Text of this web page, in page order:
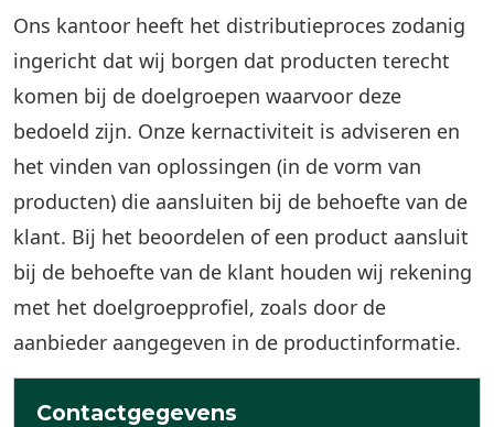
Ons kantoor heeft het distributieproces zodanig
ingericht dat wij borgen dat producten terecht
komen bij de doelgroepen waarvoor deze
bedoeld zijn. Onze kernactiviteit is adviseren en
het vinden van oplossingen (in de vorm van
producten) die aansluiten bij de behoefte van de
klant. Bij het beoordelen of een product aansluit
bij de behoefte van de klant houden wij rekening
met het doelgroepprofiel, zoals door de
aanbieder aangegeven in de productinformatie.
Contactgegevens